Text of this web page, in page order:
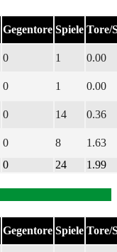
Gegentore Spiele Tore/
0 1
0.00
0 1
0.00
0 14
0.36
0 8
1.63
0 24 1.99
Gegentore Spiele Tore/